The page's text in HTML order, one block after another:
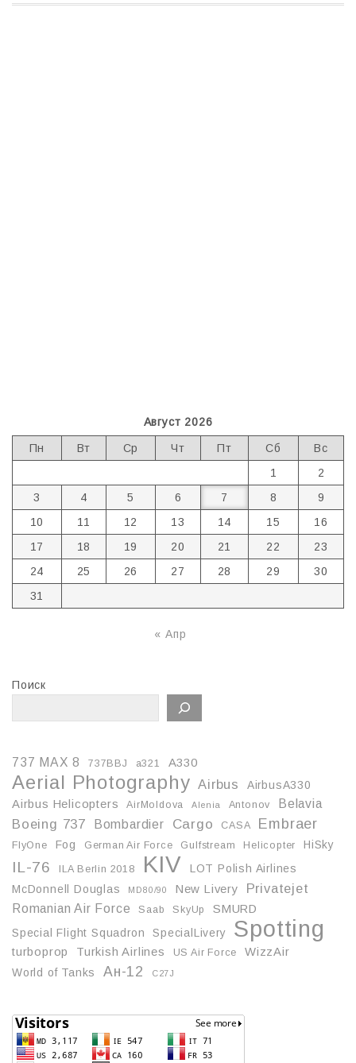
Август 2026
Пн Вт Ср Чт Пт Сб
Вс
1
2
3
4 5 6 7 8
9
10
11 12 13 14 15
16
17
18 19 20 21 22
23
24
25 26 27 28 29
30
31
« Апр
Поиск
737 MAX 8 737BBJ a321 A330
Aerial Photography Airbus
AirbusA330
Airbus Helicopters
AirMoldova Alenia Antonov Belavia
Boeing 737 Bombardier Cargo CASA Embraer
FlyOne Fog German Air Force Gulfstream Helicopter HiSky
IL-76 ILA Berlin 2018 KIV
LOT Polish Airlines
McDonnell Douglas
MD80/90 New Livery Privatejet
Romanian Air Force Saab SkyUp
SMURD
Special Flight Squadron
SpecialLivery Spotting
turboprop Turkish Airlines US Air Force
WizzAir
World of Tanks
Ан-12 С27J